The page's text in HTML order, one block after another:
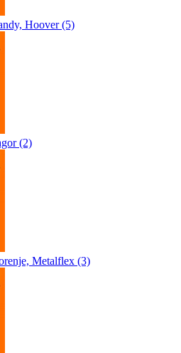
Hoover (5)
(2)
Metalflex (3)